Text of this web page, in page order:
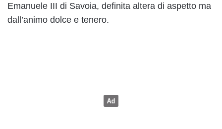
Emanuele III di Savoia, definita altera di aspetto ma
dall’animo dolce e tenero.